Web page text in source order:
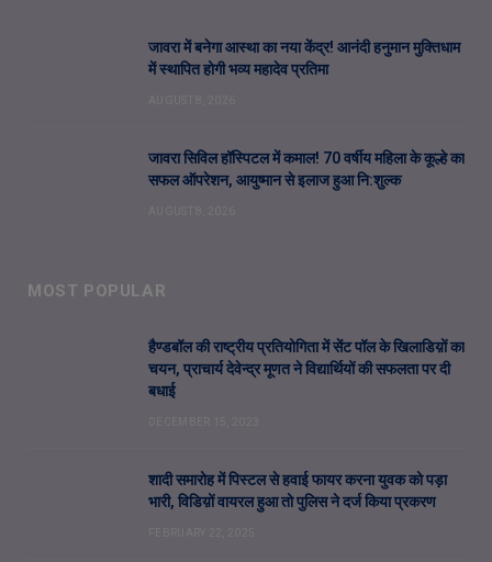
जावरा में बनेगा आस्था का नया केंद्र! आनंदी हनुमान मुक्तिधाम
में स्थापित होगी भव्य महादेव प्रतिमा
जावरा सिविल हॉस्पिटल में कमाल! 70 वर्षीय महिला के कूल्हे का
सफल ऑपरेशन, आयुष्मान से इलाज हुआ नि:शुल्क
MOST POPULAR
हैण्डबॉल की राष्ट्रीय प्रतियोगिता में सेंट पॉल के खिलाडिय़ों का
चयन, प्राचार्य देवेन्द्र मूणत ने विद्यार्थियों की सफलता पर दी
बधाई
शादी समारोह में पिस्टल से हवाई फायर करना युवक को पड़ा
भारी, विडिय़ों वायरल हुआ तो पुलिस ने दर्ज किया प्रकरण